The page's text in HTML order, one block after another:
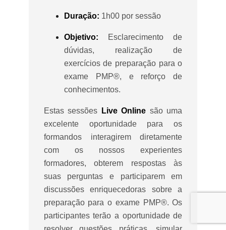
Duração: 1h00 por sessão
Objetivo: Esclarecimento de
dúvidas, realização de
exercícios de preparação para o
exame PMP®, e reforço de
conhecimentos.
Estas sessões Live Online são uma
excelente oportunidade para os
formandos interagirem diretamente
com os nossos experientes
formadores, obterem respostas às
suas perguntas e participarem em
discussões enriquecedoras sobre a
preparação para o exame PMP®. Os
participantes terão a oportunidade de